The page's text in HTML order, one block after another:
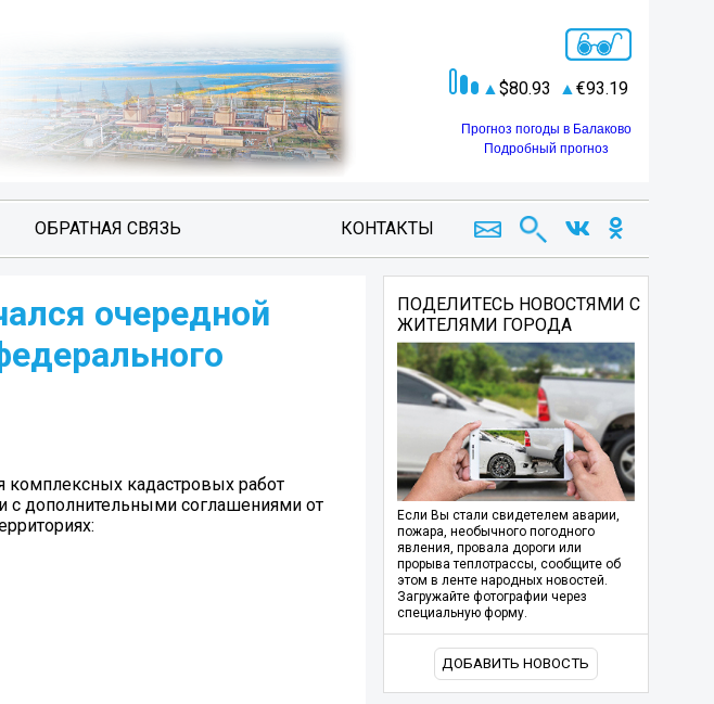
80.93 93.19
Прогноз погоды в Балаково
Подробный прогноз
ОБРАТНАЯ СВЯЗЬ КОНТАКТЫ
очередной
комплексных кадастровых работ
с дополнительными соглашениями от
ПОДЕЛИТЕСЬ НОВОСТЯМИ С
ЖИТЕЛЯМИ ГОРОДА
Если Вы стали свидетелем аварии,
пожара, необычного погодного
явления, провала дороги или
прорыва теплотрассы, сообщите об
этом в ленте народных новостей.
Загружайте фотографии через
специальную форму.
ДОБАВИТЬ НОВОСТЬ